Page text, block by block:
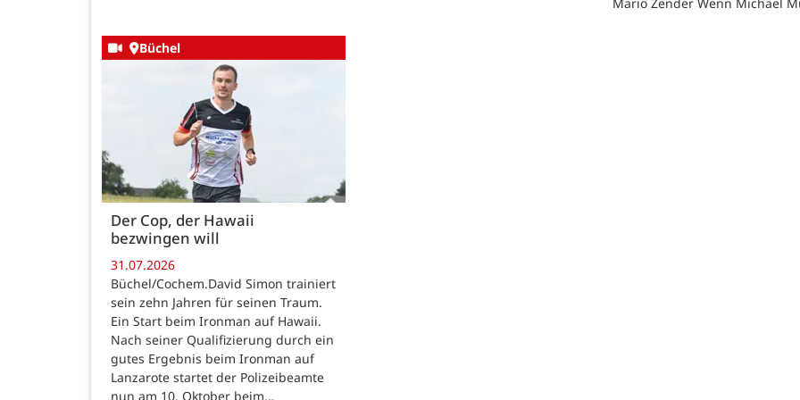
Büchel
Der Cop, der Hawaii
bezwingen will
31.07.2026
Büchel/Cochem.David Simon trainiert
sein zehn Jahren für seinen Traum.
Ein Start beim Ironman auf Hawaii.
Nach seiner Qualifizierung durch ein
gutes Ergebnis beim Ironman auf
Lanzarote startet der Polizeibeamte
nun am 10. Oktober beim…